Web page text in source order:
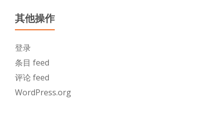
其他操作
登录
条目 feed
评论 feed
WordPress.org